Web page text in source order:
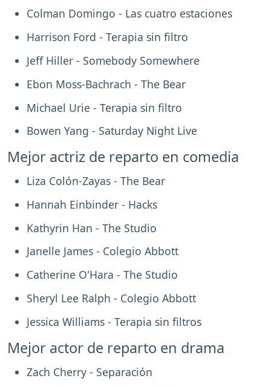
Colman Domingo - Las cuatro estaciones
Harrison Ford - Terapia sin filtro
Jeff Hiller - Somebody Somewhere
Ebon Moss-Bachrach - The Bear
Michael Urie - Terapia sin filtro
Bowen Yang - Saturday Night Live
Mejor actriz de reparto en comedia
Liza Colón-Zayas - The Bear
Hannah Einbinder - Hacks
Kathyrin Han - The Studio
Janelle James - Colegio Abbott
Catherine O'Hara - The Studio
Sheryl Lee Ralph - Colegio Abbott
Jessica Williams - Terapia sin filtros
Mejor actor de reparto en drama
Zach Cherry - Separación